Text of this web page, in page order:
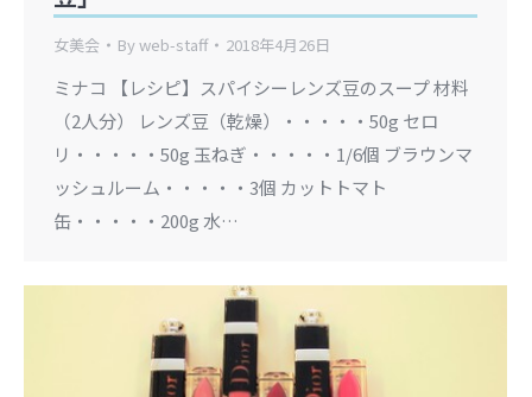
女美会 Byweb-staff 2018年4月26日
ミナコ 【レシピ】スパイシーレンズ豆のスープ 材料
（2人分） レンズ豆（乾燥）・・・・・50g セロ
リ・・・・・50g 玉ねぎ・・・・・1/6個 ブラウンマ
ッシュルーム・・・・・3個 カットトマト
缶・・・・・200g 水…